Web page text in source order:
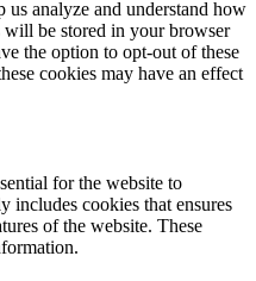
us analyze and understand how
will be stored in your browser
the option to opt-out of these
cookies may have an effect
for the website to
includes cookies that ensures
of the website. These